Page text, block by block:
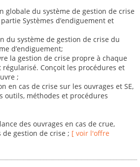
globale du système de gestion de crise
Systèmes d’endiguement et
du système de gestion de crise du
d’endiguement;
la gestion de crise propre à chaque
régularisé. Conçoit les procédures et
;
en cas de crise sur les ouvrages et SE,
outils, méthodes et procédures
des ouvrages en cas de crue,
gestion de crise ; [ voir l'offre